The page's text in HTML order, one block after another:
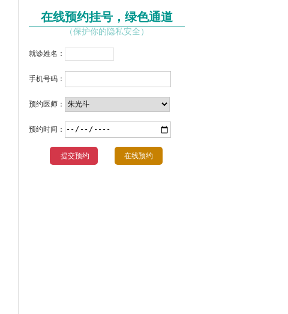
在线预约挂号，绿色通道
（保护你的隐私安全）
就诊姓名：
手机号码：
预约医师：
预约时间：
在线预约